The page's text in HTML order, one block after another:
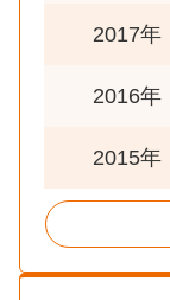
2017年
2016年
2015年